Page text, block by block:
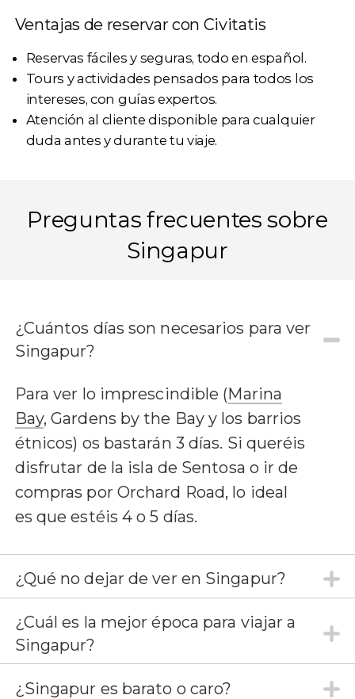
Ventajas de reservar con Civitatis
Reservas fáciles y seguras, todo en español.
Tours y actividades pensados para todos los
intereses, con guías expertos.
Atención al cliente disponible para cualquier
duda antes y durante tu viaje.
Preguntas frecuentes sobre
Singapur
¿Cuántos días son necesarios para ver
Singapur?
Para ver lo imprescindible (Marina
Bay, Gardens by the Bay y los barrios
étnicos) os bastarán 3 días. Si queréis
disfrutar de la isla de Sentosa o ir de
compras por Orchard Road, lo ideal
es que estéis 4 o 5 días.
¿Qué no dejar de ver en Singapur?
¿Cuál es la mejor época para viajar a
Singapur?
¿Singapur es barato o caro?